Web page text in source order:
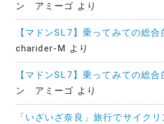
ン アミーゴ より
【マドンSL7】乗ってみての総合
charider-M
より
【マドンSL7】乗ってみての総合
ン アミーゴ より
「いざいざ奈良」旅行でサイク